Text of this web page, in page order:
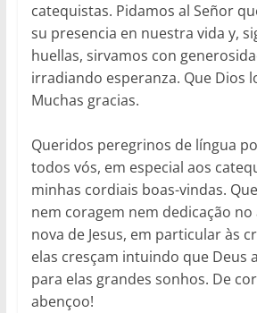
catequistas. Pidamos al Señor
su presencia en nuestra vida y,
huellas, sirvamos con
irradiando esperanza. Que Dios
Muchas gracias.
Queridos peregrinos de língua
todos vós, em especial aos
minhas cordiais boas-vindas.
nem coragem nem dedicação
nova de Jesus, em particular às
elas cresçam intuindo que Deus
para elas grandes sonhos. De
abençoo!